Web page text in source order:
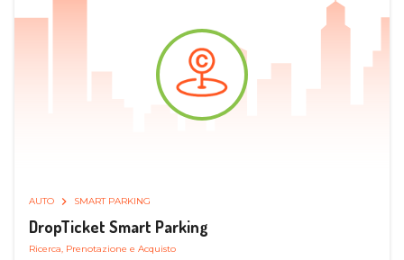
AUTO SMART PARKING
DropTicket Smart Parking
Ricerca, Prenotazione e Acquisto